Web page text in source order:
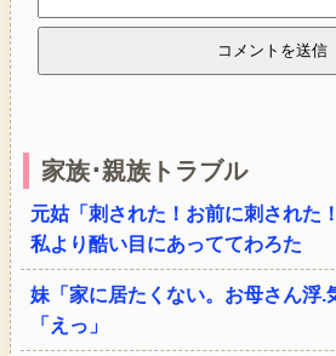
家族･親族トラブル
元姑「刺された！お前に刺された
私より酷い目にあっててわろた
妹「家に居たくない。お母さん浮
「えっ」